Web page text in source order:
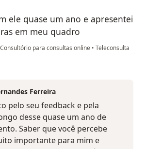
ele quase um ano e apresentei
em meu quadro
Consultório para consultas online • Teleconsulta
Sarah Joana Nascimento
Ferreira
pelo seu feedback e pela
desse quase um ano de
Saber que você percebe
importante para mim e